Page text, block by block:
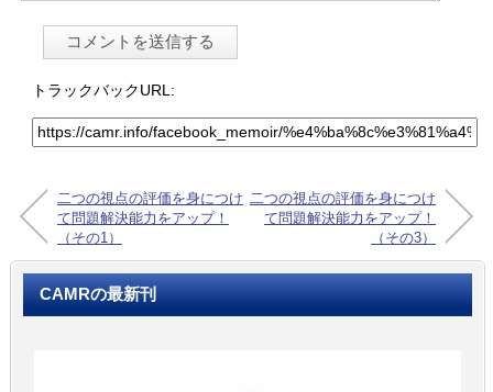
トラックバックURL:
二つの視点の評価を身につけ
て問題解決能力をアップ！
（その1）
二つの視点の評価を身につけ
て問題解決能力をアップ！
（その3）
CAMRの最新刊